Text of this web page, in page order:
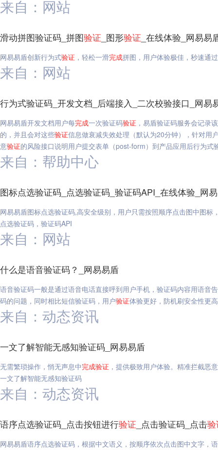
来自：网站
滑动拼图验证码_拼图验证 _图形验证 _在线体验_网易易
网易易盾创新行为式验证 ，轻松一滑完成拼图，用户体验极佳，秒速通过
来自：网站
行为式验证码_开发文档_后端接入_二次校验接口_网易
网易易盾开发文档用户每完成一次验证码验证 ，易盾验证码服务会记录
的，并且会对这些验证信息做衰减失效处理（默认为20分钟），针对用
意验证的风险接口说明用户提交表单（post-form）到产品应用后行为
来自：帮助中心
图标点选验证码_点选验证码_验证码API_在线体验_网
网易易盾图标点选验证码,高安全级别，用户只需按照顺序点击图中图标
点选验证码，验证码API
来自：网站
什么是语音验证码？_网易易盾
语音验证码一般是通过语音电话直接呼到用户手机，验证码内容用语音
码的问题，同时相比短信验证码，用户验证体验更好，防机刷安全性更
来自：动态资讯
一文了解智能无感知验证码_网易易盾
无需繁琐操作，悄无声息中完成验证 ，提供极致用户体验。精准拦截恶
一文了解智能无感知验证码
来自：动态资讯
语序点选验证码_点击按钮进行验证 _点击验证码_点击
网易易盾语序点选验证码，根据中文语义，按顺序依次点击图中文字，